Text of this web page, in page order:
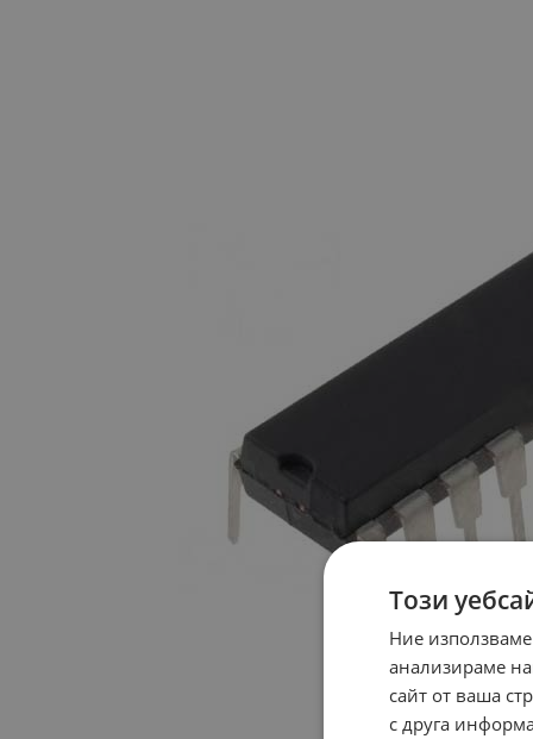
Този
Ние
анализираме
сайт от ваша
с друга